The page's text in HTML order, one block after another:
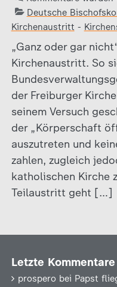
Deutsche
Kirchenaustritt -
„Ganz oder gar
Kirchenaustritt. So
der Freiburger
seinem Versuch
der „Körperschaft
auszutreten und
zahlen, zugleich
katholischen Kirche
Teilaustritt geht […]
Letzte Kommentare
prospero bei Papst